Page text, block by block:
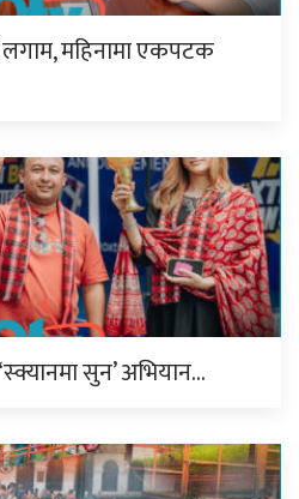
लगाम, महिनामा एकपटक
सुन’ अभियान…